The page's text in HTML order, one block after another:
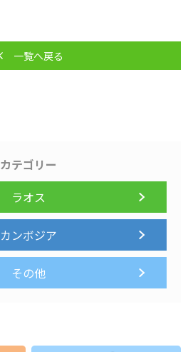
一覧へ戻る
カテゴリー
ラオス
カンボジア
その他